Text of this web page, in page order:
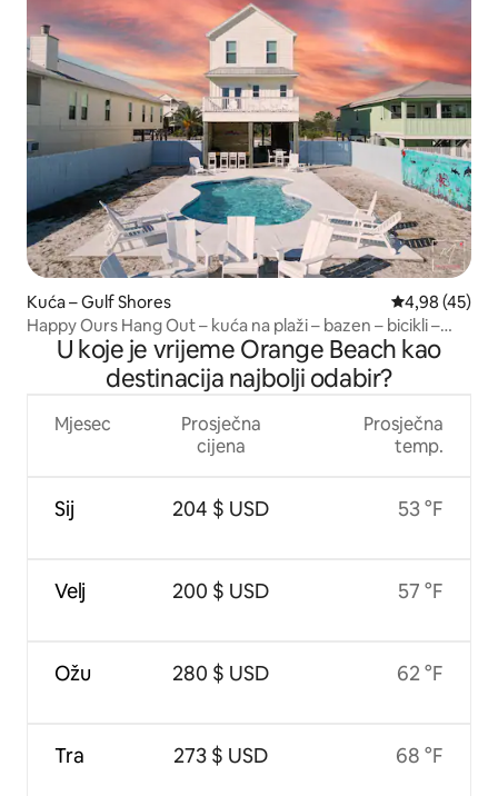
Kuća – Gulf Shores Prosječna
4,98 (45)
Happy Ours Hang Out – kuća na plaži – bazen – bicikli –
ognjište
U koje je vrijeme Orange Beach kao
destinacija najbolji odabir?
Mjesec
Sij
Velj
Ožu
Tra
Prosječna
cijena
204 $ USD
200 $ USD
280 $ USD
273 $ USD
Prosječna
temp.
53 °F
57 °F
62 °F
68 °F